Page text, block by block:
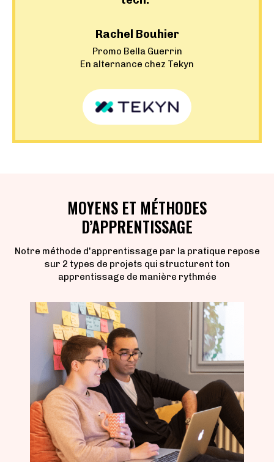
Rachel Bouhier
Promo Bella Guerrin
En alternance chez Tekyn
MOYENS ET MÉTHODES
D’APPRENTISSAGE
Notre méthode d'apprentissage par la pratique repose
sur 2 types de projets qui structurent ton
apprentissage de manière rythmée